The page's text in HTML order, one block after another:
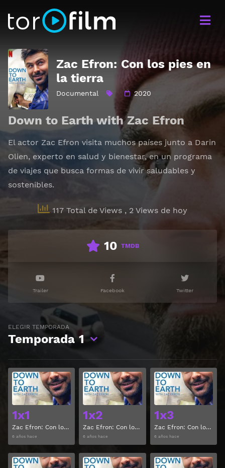
Zac Efron: Con los pies en
la tierra
Documental 2020
Down to Earth with Zac Efron
El actor Zac Efron visita muchos países junto a Darin
Olien, experto en salud y bienestar, en un programa
de viajes que busca formas de vivir saludables y
sostenibles.
117 Total de Views , 2 Views de hoy
10 TMDB
Trailer Facebook Twitter
ELEGIR TEMPORADA
Temporada 1
1x1
Zac Efron: Con los pies en la tierra Temporada 1 Capitulo 1
6 años hace
Ver
1x2
Zac Efron: Con los pies en la tierra Temporada 1 Capitulo 2
6 años hace
Ver
1x3
Zac Efron: Con los pies en la tierra Temporada 1 Capitulo 3
6 años hace
Ver Ver